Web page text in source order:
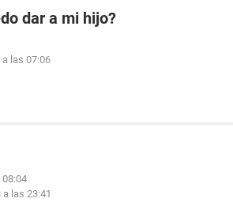
dar a mi hijo?
a las 07:06
08:04
a las 23:41